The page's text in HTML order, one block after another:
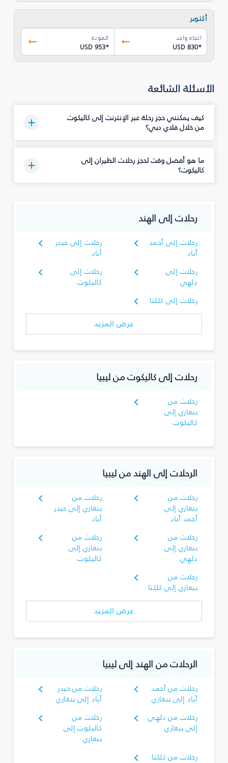
أكتوبر
اتجاه واحد
USD 830*
العودة
USD 953*
الأسئلة الشائعة
كيف يمكنني حجز رحلة عبر الإنترنت إلى كاليكوت
من خلال فلاي دبي؟
ما هو أفضل وقت لحجز رحلات الطيران إلى
كاليكوت؟
رحلات إلى الهند
رحلات إلى أحمد
آباد
رحلات إلى حيدر
أباد
رحلات إلى
دلهي
رحلات إلى
كاليكوت
رحلات إلى كلكتا
عرض المزيد
رحلات إلى كاليكوت من ليبيا
رحلات من
بنغازي إلى
كاليكوت
الرحلات إلى الهند من ليبيا
رحلات من
بنغازي إلى
أحمد آباد
رحلات من
بنغازي إلى حيدر
أباد
رحلات من
بنغازي إلى
دلهي
رحلات من
بنغازي إلى
كاليكوت
رحلات من
بنغازي إلى كلكتا
عرض المزيد
الرحلات من الهند إلى ليبيا
رحلات من أحمد
آباد إلى بنغازي
رحلات من حيدر
أباد إلى بنغازي
رحلات من دلهي
إلى بنغازي
رحلات من
كاليكوت إلى
بنغازي
رحلات من كلكتا